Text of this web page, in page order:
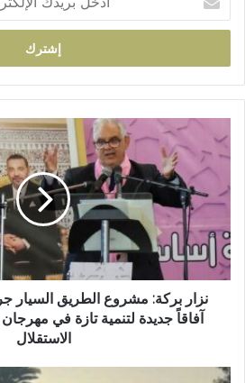
خ
ب
ر
ك
ا
ك
ت
ر
ز
ر
ك
ة
:
ع
نزار بركة: مشروع الطريق السيار
آفاقاً جديدة لتنمية تازة في
الاستقلال
ت